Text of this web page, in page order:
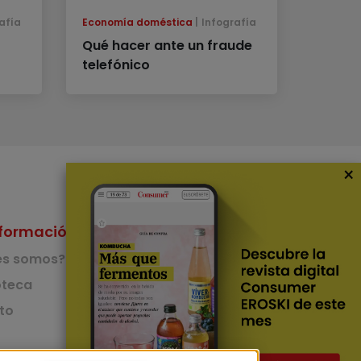
Economía doméstica Infografía
Qué hacer ante un fraude
telefónico
somos?
Nuestras Apps
App de recetas
App del Camino de
Santiago
×